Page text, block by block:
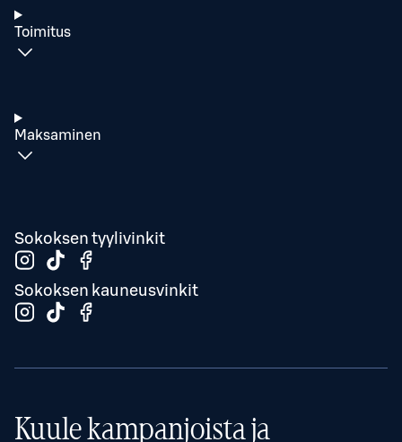
Toimitus
Maksaminen
Sokoksen tyylivinkit
Sokoksen kauneusvinkit
Kuule kampanjoista ja